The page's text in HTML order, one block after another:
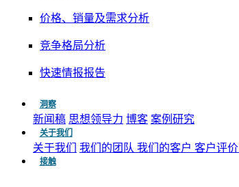
价格、销量及需求分析
竞争格局分析
快速情报报告
洞察
新闻稿 思想领导力 博客 案例研究
关于我们
关于我们 我们的团队 我们的客户 客户评价
接触